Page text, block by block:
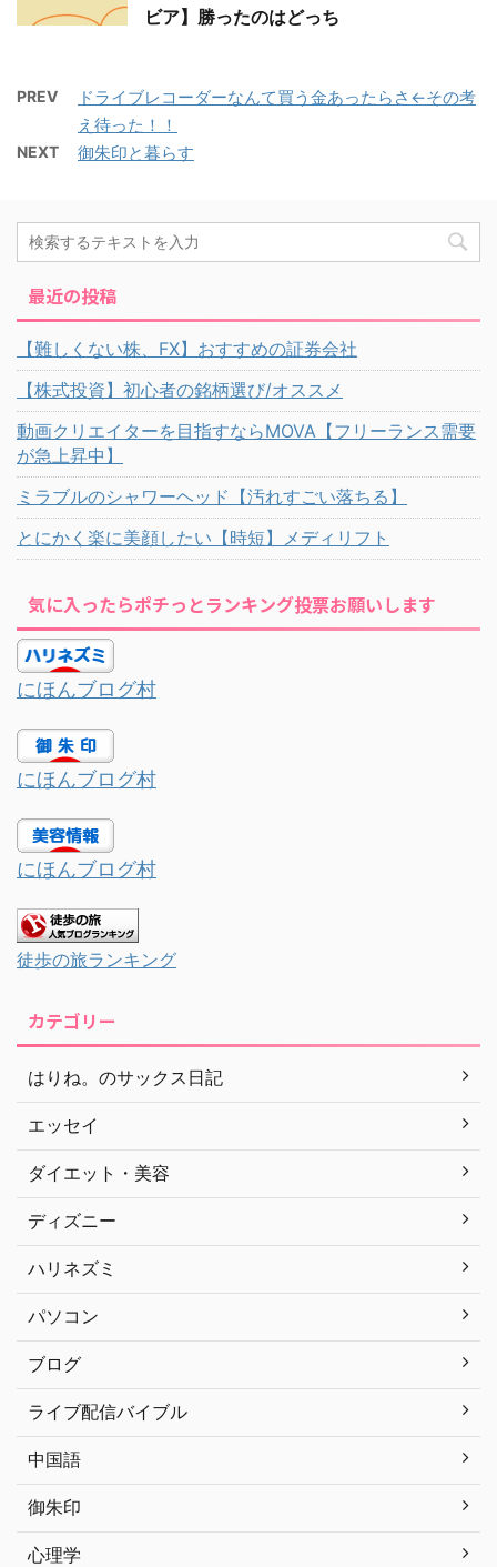
ビア】勝ったのはどっち
PREV
ドライブレコーダーなんて買う金あったらさ←その考
え待った！！
NEXT 御朱印と暮らす
最近の投稿
【難しくない株、FX】おすすめの証券会社
【株式投資】初心者の銘柄選び/オススメ
動画クリエイターを目指すならMOVA【フリーランス需要
が急上昇中】
ミラブルのシャワーヘッド【汚れすごい落ちる】
とにかく楽に美顔したい【時短】メディリフト
気に入ったらポチっとランキング投票お願いします
にほんブログ村
にほんブログ村
にほんブログ村
徒歩の旅ランキング
カテゴリー
はりね。のサックス日記
エッセイ
ダイエット・美容
ディズニー
ハリネズミ
パソコン
ブログ
ライブ配信バイブル
中国語
御朱印
心理学